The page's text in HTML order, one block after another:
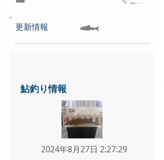
​更新情報
鮎釣り情報
2024年8月27日 2:27:29